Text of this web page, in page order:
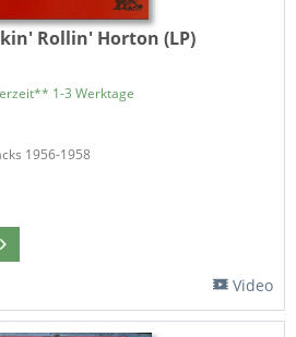
Rollin' Horton (LP)
1-3 Werktage
1956-1958
Video